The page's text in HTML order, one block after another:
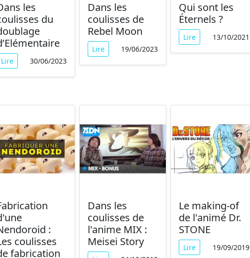
les
du
Lire 30/06/2023
Dans les
coulisses de
Rebel Moon
Lire 19/06/2023
Qui sont les
Éternels ?
Lire 13/10/2021
:
coulisses
fabrication
Dans les
coulisses de
l'anime MIX :
Meisei Story
Le making-of
de l'animé Dr.
STONE
Lire 19/09/2019